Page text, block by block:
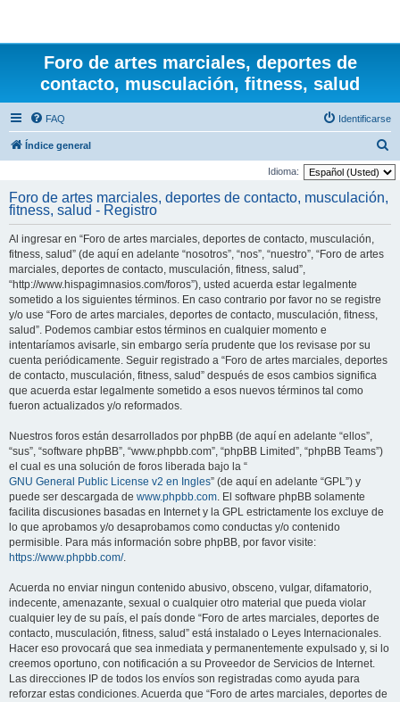
Foro de artes marciales, deportes de
contacto, musculación, fitness, salud
FAQ Identificarse
Índice general
u
Idioma:
Foro de artes marciales, deportes de contacto, musculación,
fitness, salud - Registro
Al ingresar en “Foro de artes marciales, deportes de contacto, musculación,
fitness, salud” (de aquí en adelante “nosotros”, “nos”, “nuestro”, “Foro de artes
marciales, deportes de contacto, musculación, fitness, salud”,
“http://www.hispagimnasios.com/foros”), usted acuerda estar legalmente
sometido a los siguientes términos. En caso contrario por favor no se registre
y/o use “Foro de artes marciales, deportes de contacto, musculación, fitness,
salud”. Podemos cambiar estos términos en cualquier momento e
intentaríamos avisarle, sin embargo sería prudente que los revisase por su
cuenta periódicamente. Seguir registrado a “Foro de artes marciales, deportes
de contacto, musculación, fitness, salud” después de esos cambios significa
que acuerda estar legalmente sometido a esos nuevos términos tal como
fueron actualizados y/o reformados.
Nuestros foros están desarrollados por phpBB (de aquí en adelante “ellos”,
“sus”, “software phpBB”, “www.phpbb.com”, “phpBB Limited”, “phpBB Teams”)
el cual es una solución de foros liberada bajo la “
GNU General Public License v2 en Ingles” (de aquí en adelante “GPL”) y
puede ser descargada de www.phpbb.com. El software phpBB solamente
facilita discusiones basadas en Internet y la GPL estrictamente los excluye de
lo que aprobamos y/o desaprobamos como conductas y/o contenido
permisible. Para más información sobre phpBB, por favor visite:
https://www.phpbb.com/.
Acuerda no enviar ningun contenido abusivo, obsceno, vulgar, difamatorio,
indecente, amenazante, sexual o cualquier otro material que pueda violar
cualquier ley de su país, el país donde “Foro de artes marciales, deportes de
contacto, musculación, fitness, salud” está instalado o Leyes Internacionales.
Hacer eso provocará que sea inmediata y permanentemente expulsado y, si lo
creemos oportuno, con notificación a su Proveedor de Servicios de Internet.
Las direcciones IP de todos los envíos son registradas como ayuda para
reforzar estas condiciones. Acuerda que “Foro de artes marciales, deportes de